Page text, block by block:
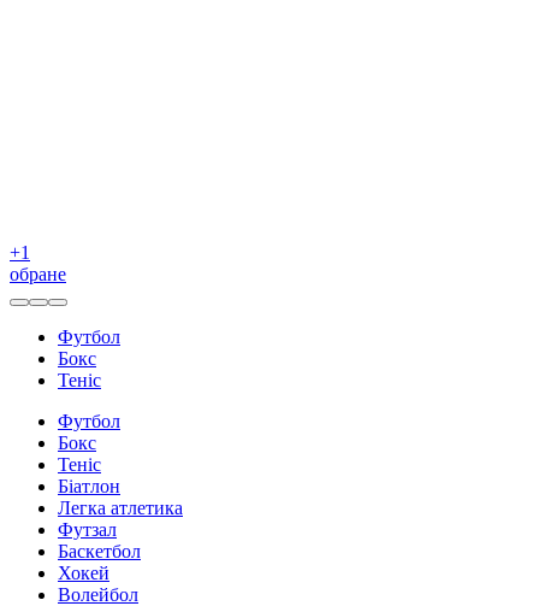
+1
обране
Футбол
Бокс
Теніс
Футбол
Бокс
Теніс
Біатлон
Легка атлетика
Футзал
Баскетбол
Хокей
Волейбол